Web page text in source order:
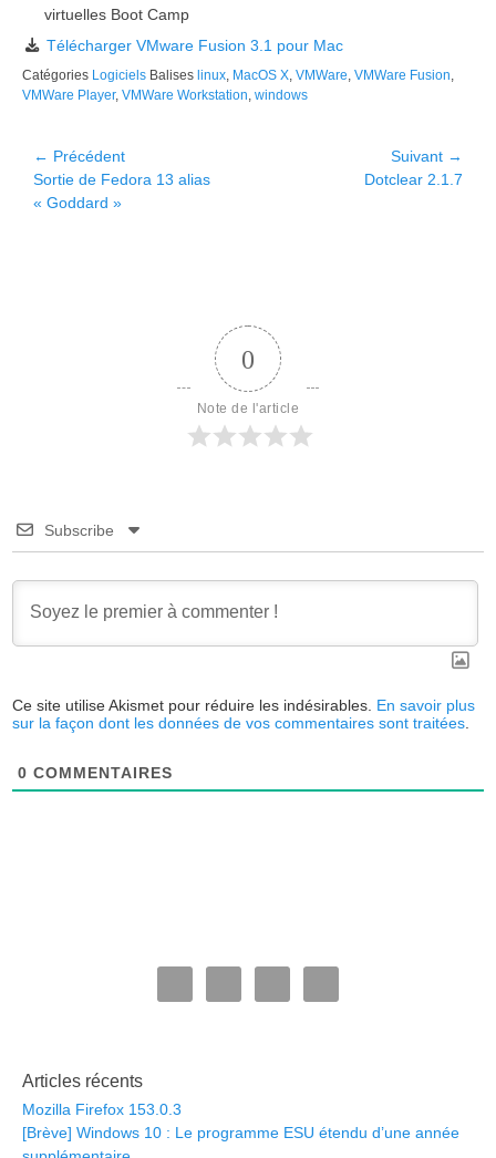
virtuelles Boot Camp
Télécharger VMware Fusion 3.1 pour Mac
Catégories Logiciels Balises linux, MacOS X, VMWare, VMWare Fusion,
VMWare Player, VMWare Workstation, windows
Navigation
de
l’article
← Précédent
Article
précédent :
Sortie de Fedora 13 alias
« Goddard »
Suivant →
Dotclear 2.1.7
0
Note de l'article
Subscribe
Ce site utilise Akismet pour réduire les indésirables. En savoir plus
sur la façon dont les données de vos commentaires sont traitées
0 COMMENTAIRES
Articles récents
Mozilla Firefox 153.0.3
[Brève] Windows 10 : Le programme ESU étendu d’une année